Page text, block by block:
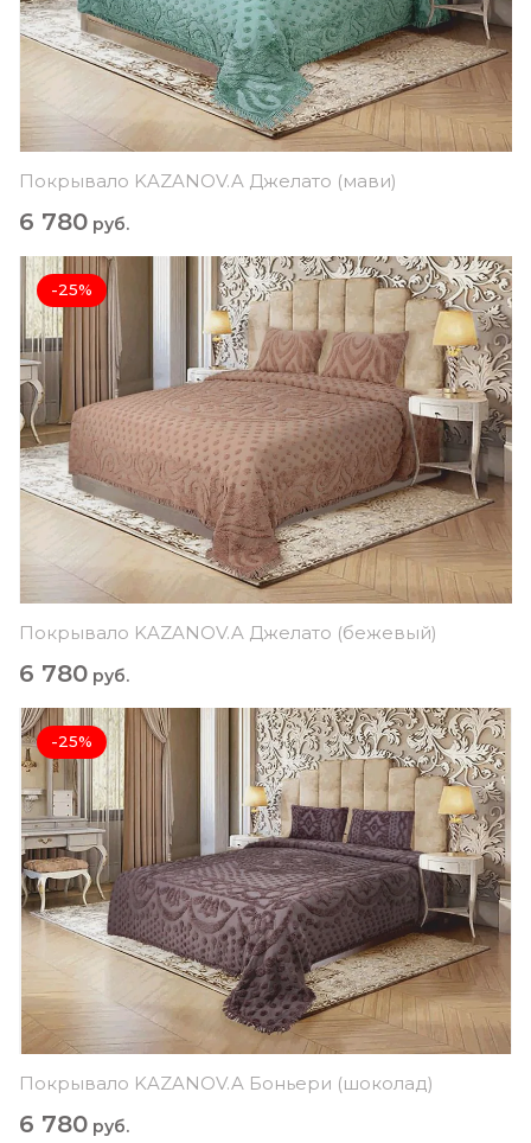
Покрывало KAZANOV.A Джелато (мави)
6 780 руб.
-25%
Покрывало KAZANOV.A Джелато (бежевый)
6 780 руб.
-25%
Покрывало KAZANOV.A Боньери (шоколад)
6 780 руб.